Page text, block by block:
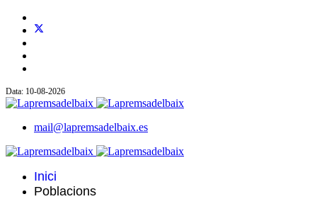
Data: 10-08-2026
mail@lapremsadelbaix.es
Inici
Poblacions